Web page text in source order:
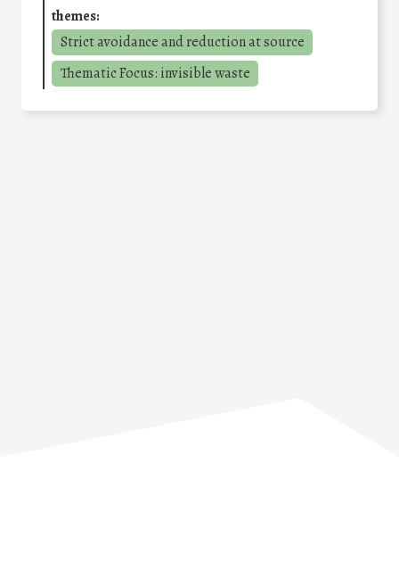
themes:
Strict avoidance and reduction at source
Thematic Focus: invisible waste